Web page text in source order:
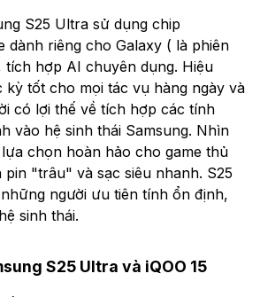
S25 Ultra sử dụng chip
dành riêng cho Galaxy ( là phiên
tích hợp AI chuyên dụng. Hiệu
kỳ tốt cho mọi tác vụ hàng ngày và
có lợi thế về tích hợp các tính
vào hệ sinh thái Samsung. Nhìn
lựa chọn hoàn hảo cho game thủ
pin "trâu" và sạc siêu nhanh. S25
người ưu tiên tính ổn định,
sinh thái.
S25 Ultra và iQOO 15